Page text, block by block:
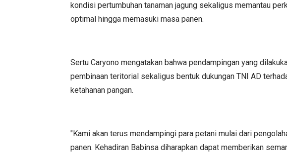
kondisi pertumbuhan tanaman jagung sekaligus memantau
optimal hingga memasuki masa panen.
Sertu Caryono mengatakan bahwa pendampingan yang
pembinaan teritorial sekaligus bentuk dukungan TNI AD
ketahanan pangan.
"Kami akan terus mendampingi para petani mulai dari
panen. Kehadiran Babinsa diharapkan dapat memberikan